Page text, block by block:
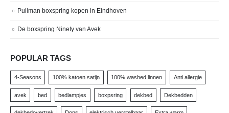
Pullman boxspring kopen in Eindhoven
De boxspring Ninety van Avek
POPULAR TAGS
4-Seasons 100% katoen satijn 100% washed linnen Anti allergie
avek bed bedlampjes boxpsring dekbed Dekbedden